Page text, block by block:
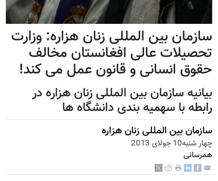
سازمان بین المللی زنان هزاره: وزارت
تحصیلات عالی افغانستان مخالف
حقوق انسانی و قانون عمل می کند!
بیانیه سازمان بین المللی زنان هزاره در
رابطه با سهمیه بندی دانشگاه ها
سازمان بین المللی زنان هزاره
چهار شنبه10 جولای 2013
همرسانی